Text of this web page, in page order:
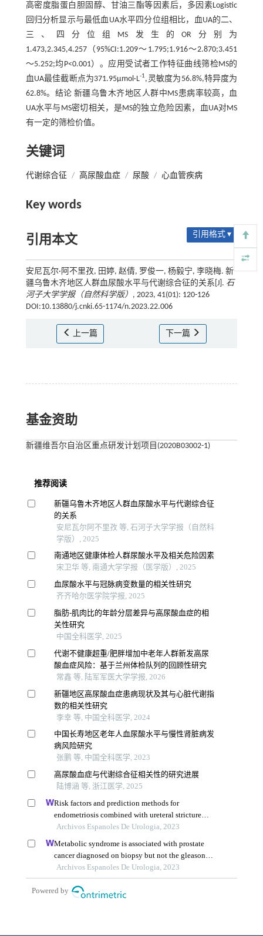
高密度脂蛋白胆固醇、甘油三酯等因素后，多因素Logistic
回归分析显示与最低血UA水平四分位组相比，血UA的二、
三、四分位组MS发生的OR分别为
1.473,2.345,4.257（95%CI:1.209～1.795;1.916～2.870;3.451
～5.252;均P<0.001）。应用受试者工作特征曲线筛检MS的
血UA最佳截断点为371.95μmol·L-1,灵敏度为56.8%,特异度为
62.8%。结论 新疆乌鲁木齐地区人群中MS患病率较高，血
UA水平与MS密切相关，是MS的独立危险因素，血UA对MS
有一定的筛检价值。
关键词
代谢综合征 / 高尿酸血症 / 尿酸 / 心血管疾病
Key words
引用本文 引用格式 ▾
安尼瓦尔·阿不里孜, 田婷, 赵倩, 罗俊一, 杨毅宁, 李晓梅. 新
疆乌鲁木齐地区人群血尿酸水平与代谢综合征的关系[J]. 石
河子大学学报（自然科学版） , 2023, 41(01): 120-126
DOI:10.13880/j.cnki.65-1174/n.2023.22.006
上一篇 下一篇
基金资助
新疆维吾尔自治区重点研发计划项目(2020B03002-1)